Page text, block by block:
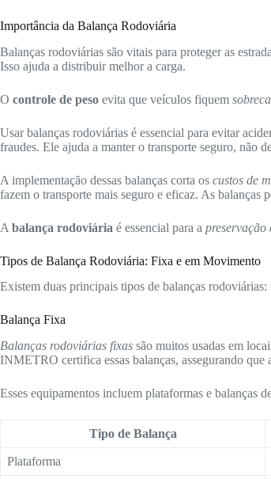
Importância da Balança Rodoviária
Balanças rodoviárias são vitais para proteger as
Isso ajuda a distribuir melhor a carga.
O controle de peso evita que veículos fiquem
Usar balanças rodoviárias é essencial para evitar
fraudes. Ele ajuda a manter o transporte seguro, não
A implementação dessas balanças corta os custos de
fazem o transporte mais seguro e eficaz. As balanças
A balança rodoviária é essencial para a preservação
Tipos de Balança Rodoviária: Fixa e em Movimento
Existem duas principais tipos de balanças
Balança Fixa
Balanças rodoviárias fixas são muitos usadas em
INMETRO certifica essas balanças, assegurando que
Esses equipamentos incluem plataformas e balanças
Tipo de Balança
Plataforma